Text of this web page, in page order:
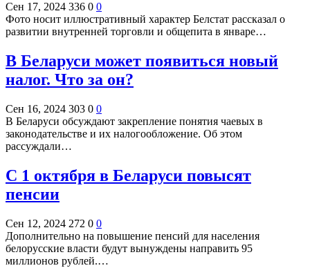
Сен 17, 2024 336 0 0
Фото носит иллюстративный характер Белстат рассказал о
развитии внутренней торговли и общепита в январе…
В Беларуси может появиться новый
налог. Что за он?
Сен 16, 2024 303 0 0
В Беларуси обсуждают закрепление понятия чаевых в
законодательстве и их налогообложение. Об этом
рассуждали…
С 1 октября в Беларуси повысят
пенсии
Сен 12, 2024 272 0 0
Дополнительно на повышение пенсий для населения
белорусские власти будут вынуждены направить 95
миллионов рублей.…